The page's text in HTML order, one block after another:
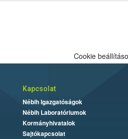
Cookie
Kapcsolat
Nébih Igazgatóságok
Nébih Laboratóriumok
Kormányhivatalok
Sajtókapcsolat